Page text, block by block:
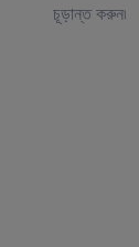
চূড়ান্ত করুন৷